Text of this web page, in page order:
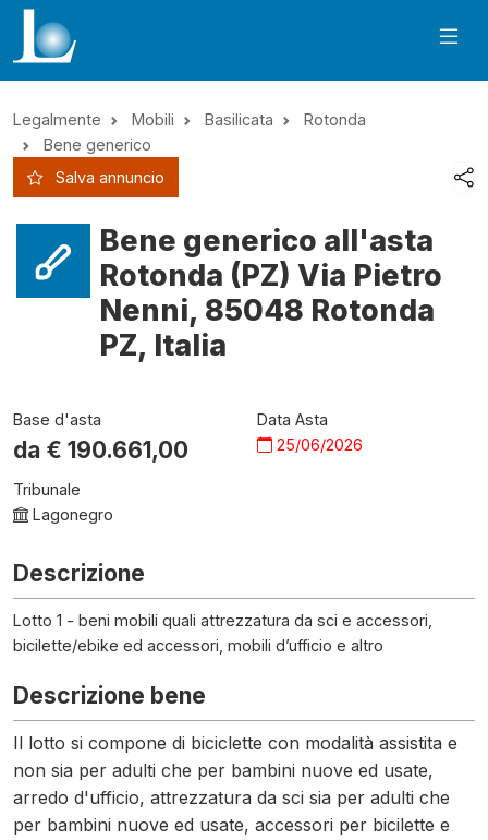
Legalmente Mobili Basilicata
Rotonda
Bene generico
Salva annuncio
Bene generico all'asta
Rotonda (PZ) Via Pietro
Nenni, 85048 Rotonda
PZ, Italia
Base d'asta
da € 190.661,00
Data Asta
25/06/2026
Tribunale
Lagonegro
Descrizione
Lotto 1 - beni mobili quali attrezzatura da sci e accessori,
bicilette/ebike ed accessori, mobili d’ufficio e altro
Descrizione bene
Il lotto si compone di biciclette con modalità assistita e
non sia per adulti che per bambini nuove ed usate,
arredo d'ufficio, attrezzatura da sci sia per adulti che
per bambini nuove ed usate, accessori per bicilette e